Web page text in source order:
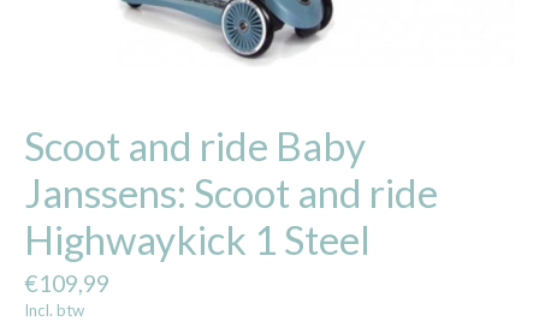
Scoot and ride Baby
Janssens: Scoot and ride
Highwaykick 1 Steel
€109,99
Incl. btw